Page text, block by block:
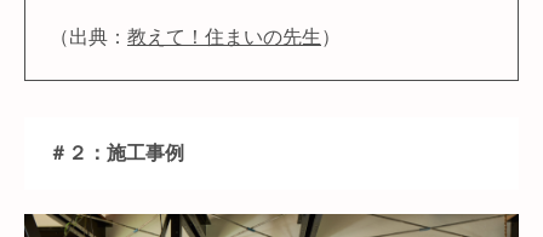
（出典： 教えて！住まいの先生）
＃２：施工事例